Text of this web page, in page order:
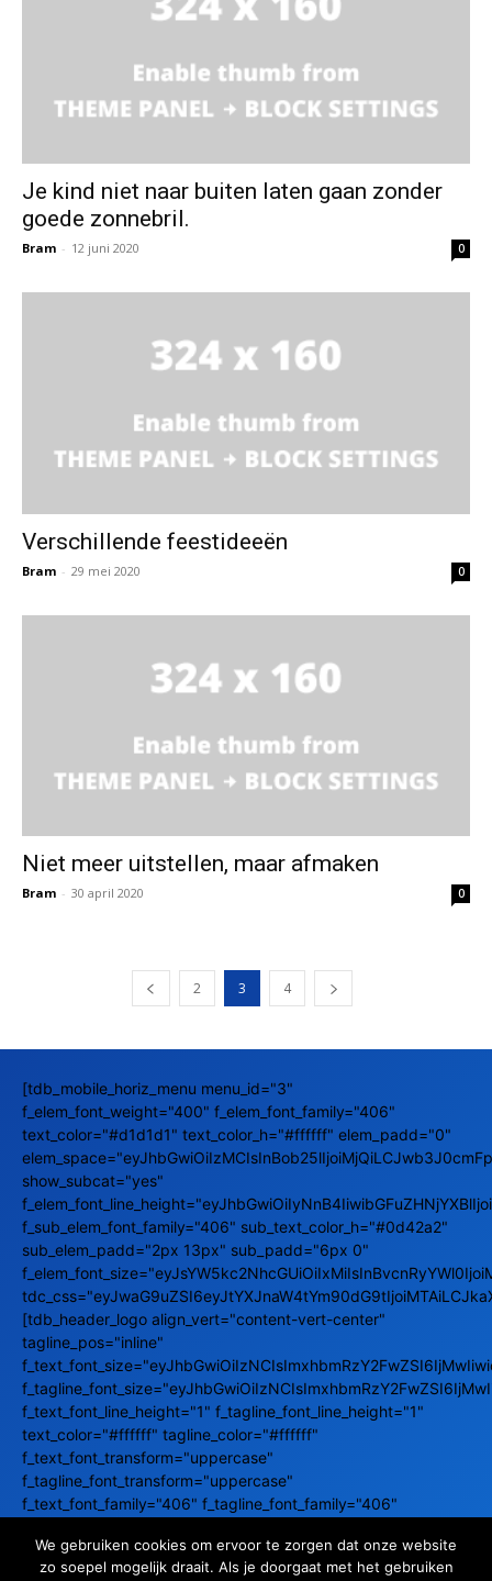
Je kind niet naar buiten laten gaan zonder
goede zonnebril.
Bram - 12 juni 2020 0
Verschillende feestideeën
Bram - 29 mei 2020 0
Niet meer uitstellen, maar afmaken
Bram - 30 april 2020 0
2 3 4
[tdb_mobile_horiz_menu menu_id="3"
f_elem_font_weight="400" f_elem_font_family="406"
text_color="#d1d1d1" text_color_h="#ffffff" elem_padd="0"
show_subcat="yes"
f_sub_elem_font_family="406" sub_text_color_h="#0d42a2"
sub_elem_padd="2px 13px" sub_padd="6px 0"
[tdb_header_logo align_vert="content-vert-center"
tagline_pos="inline"
f_text_font_line_height="1" f_tagline_font_line_height="1"
text_color="#ffffff" tagline_color="#ffffff"
f_text_font_transform="uppercase"
f_tagline_font_transform="uppercase"
f_text_font_family="406" f_tagline_font_family="406"
align_horiz="content-horiz-right"
We gebruiken cookies om ervoor te zorgen dat onze website
zo soepel mogelijk draait. Als je doorgaat met het gebruiken